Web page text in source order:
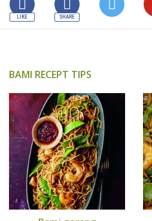
BAMI RECEPT TIPS